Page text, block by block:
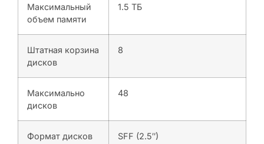
Максимальный
объем памяти
1.5 ТБ
Штатная корзина
дисков
8
Максимально
дисков
48
Формат дисков SFF (2.5″)